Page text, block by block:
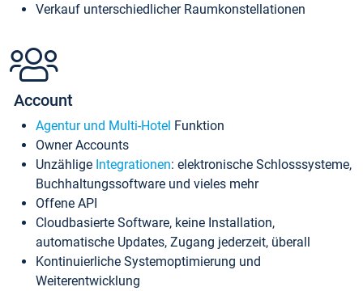
Verkauf unterschiedlicher Raumkonstellationen
Account
Agentur und Multi-Hotel Funktion
Owner Accounts
Unzählige Integrationen: elektronische Schlosssysteme,
Buchhaltungssoftware und vieles mehr
Offene API
Cloudbasierte Software, keine Installation,
automatische Updates, Zugang jederzeit, überall
Kontinuierliche Systemoptimierung und
Weiterentwicklung